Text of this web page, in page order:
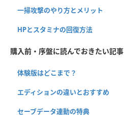
一掃攻撃のやり方とメリット
HPとスタミナの回復方法
購入前・序盤に読んでおきたい記事
体験版はどこまで？
エディションの違いとおすすめ
セーブデータ連動の特典